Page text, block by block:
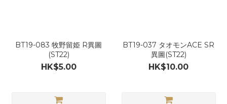
BT19-083 牧野留姫 R異圖
(ST22)
HK$5.00
BT19-037 タオモンACE SR
異圖(ST22)
HK$10.00